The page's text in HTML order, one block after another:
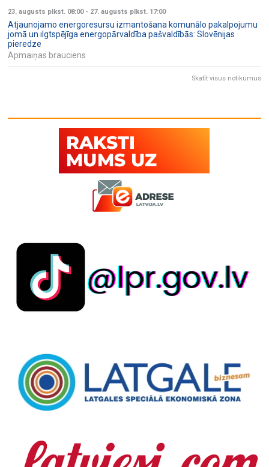
23. augusts plkst. 08:00- 27. augusts plkst. 17:00
Atjaunojamo energoresursu izmantošana komunālo pakalpojumu
jomā un ilgtspējīga energopārvaldība pašvaldībās: Slovēnijas
pieredze
Apmaiņas brauciens
Skatīt visus notikumus